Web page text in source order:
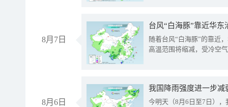
8月7日
台风“白海豚”靠近华
随着台风“白海豚”的靠近
高温范围将缩减，受冷空
8月6日
今明天（8月6日至7日）